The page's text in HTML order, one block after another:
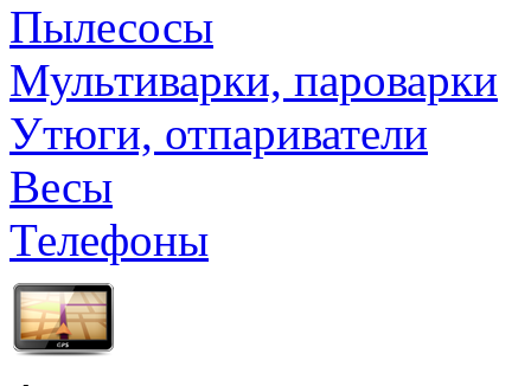
Пылесосы
Мультиварки, пароварки
Утюги, отпариватели
Весы
Телефоны